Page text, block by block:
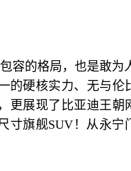
容的格局，也是敢
的硬核实力、无与伦
更展现了比亚迪王朝
寸旗舰SUV！ 从永宁